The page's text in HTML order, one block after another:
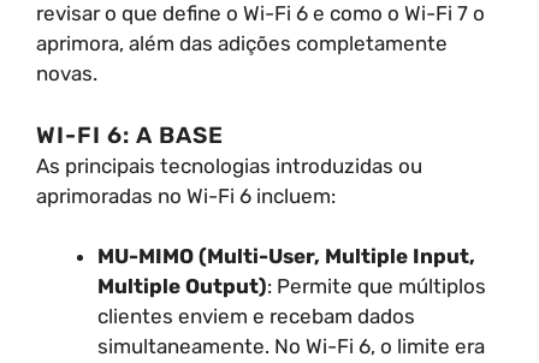
revisar o que define o Wi-Fi 6 e como o Wi-Fi 7 o
aprimora, além das adições completamente
novas.
WI-FI 6: A BASE
As principais tecnologias introduzidas ou
aprimoradas no Wi-Fi 6 incluem:
MU-MIMO (Multi-User, Multiple Input,
Multiple Output): Permite que múltiplos
clientes enviem e recebam dados
simultaneamente. No Wi-Fi 6, o limite era